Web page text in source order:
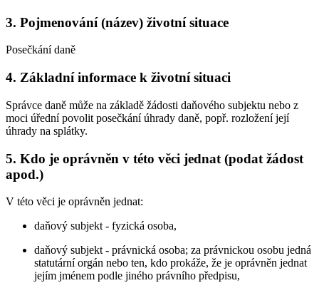
3. Pojmenování (název) životní situace
Posečkání daně
4. Základní informace k životní situaci
Správce daně může na základě žádosti daňového subjektu nebo z
moci úřední povolit posečkání úhrady daně, popř. rozložení její
úhrady na splátky.
5. Kdo je oprávněn v této věci jednat (podat žádost
apod.)
V této věci je oprávněn jednat:
daňový subjekt - fyzická osoba,
daňový subjekt - právnická osoba; za právnickou osobu jedná
statutární orgán nebo ten, kdo prokáže, že je oprávněn jednat
jejím jménem podle jiného právního předpisu,